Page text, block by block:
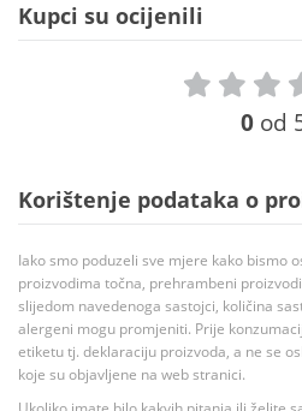
Kupci su ocijenili
0 od
Korištenje podataka o
Iako smo poduzeli sve mjere kako bismo
proizvodima točna, prehrambeni
slijedom navedenoga sastojci, količina
alergeni mogu promjeniti. Prije
etiketu tj. deklaraciju proizvoda, a ne se
koje su objavljene na web stranici.